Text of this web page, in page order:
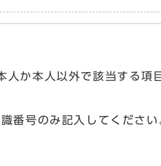
か本人以外で該当する項
番号のみ記入してください